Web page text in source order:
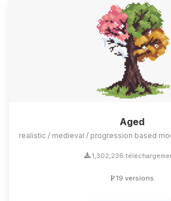
Aged
realistic / medieval / progression based
1,302,236
19 versions